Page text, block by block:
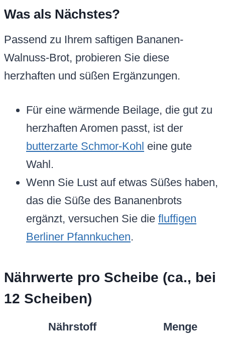
Was als Nächstes?
Passend zu Ihrem saftigen Bananen-
Walnuss-Brot, probieren Sie diese
herzhaften und süßen Ergänzungen.
Für eine wärmende Beilage, die gut zu
herzhaften Aromen passt, ist der
butterzarte Schmor-Kohl eine gute
Wahl.
Wenn Sie Lust auf etwas Süßes haben,
das die Süße des Bananenbrots
ergänzt, versuchen Sie die fluffigen
Berliner Pfannkuchen.
Nährwerte pro Scheibe (ca., bei
12 Scheiben)
Nährstoff
Menge